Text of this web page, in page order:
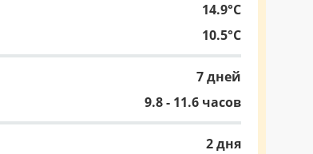
14.9°C
10.5°C
7 дней
9.8 - 11.6 часов
2 дня